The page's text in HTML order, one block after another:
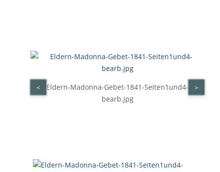
Eldern-Madonna-Gebet-1841-Seiten1und4-
bearb.jpg
< >